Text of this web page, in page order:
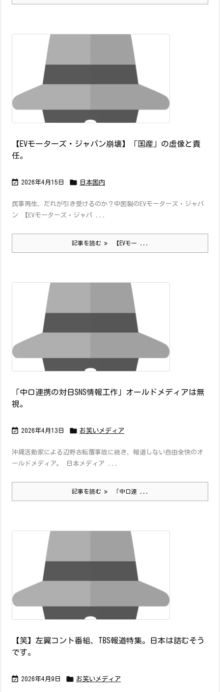
【EVモーターズ・ジャパン崩壊】「国産」の虚像と責
任。
 2026年4月15日  日本国内
民事再生、だれが引き受けるのか？中国製のEVモーターズ・ジャパ
ン 【EVモーターズ・ジャパ ...
記事を読む 【EVモー ...
「中ロ連携の対日SNS情報工作」オールドメディアは無
視。
 2026年4月13日  お笑いメディア
沖縄活動家による辺野古転覆事故に続き、報道しない自由全快のオ
ールドメディア。 日本メディア ...
記事を読む 「中ロ連 ...
【笑】左翼コント番組、TBS報道特集。日本は詰むそう
です。
 2026年4月9日  お笑いメディア